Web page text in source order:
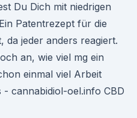
Du Dich mit niedrigen
Patentrezept für die
da jeder anders reagiert.
an, wie viel mg ein
einmal viel Arbeit
- cannabidiol-oel.info CBD